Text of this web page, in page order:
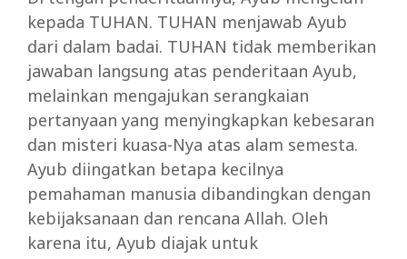
kepada TUHAN. TUHAN menjawab Ayub
dari dalam badai. TUHAN tidak memberikan
jawaban langsung atas penderitaan Ayub,
melainkan mengajukan serangkaian
pertanyaan yang menyingkapkan kebesaran
dan misteri kuasa-Nya atas alam semesta.
Ayub diingatkan betapa kecilnya
pemahaman manusia dibandingkan dengan
kebijaksanaan dan rencana Allah. Oleh
karena itu, Ayub diajak untuk